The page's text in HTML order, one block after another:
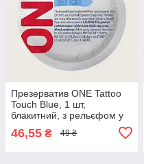
Презерватив ONE Tattoo
Touch Blue, 1 шт,
блакитний, з рельєфом у
46,55 ₴ 49 ₴